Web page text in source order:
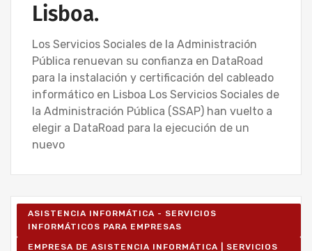
Lisboa.
Los Servicios Sociales de la Administración
Pública renuevan su confianza en DataRoad
para la instalación y certificación del cableado
informático en Lisboa Los Servicios Sociales de
la Administración Pública (SSAP) han vuelto a
elegir a DataRoad para la ejecución de un
nuevo
ASISTENCIA INFORMÁTICA - SERVICIOS
INFORMÁTICOS PARA EMPRESAS
EMPRESA DE ASISTENCIA INFORMÁTICA | SERVICIOS